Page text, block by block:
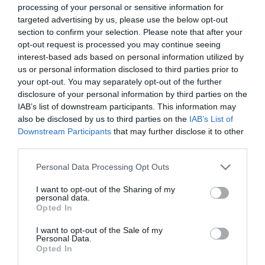
processing of your personal or sensitive information for
targeted advertising by us, please use the below opt-out
section to confirm your selection. Please note that after your
opt-out request is processed you may continue seeing
interest-based ads based on personal information utilized by
us or personal information disclosed to third parties prior to
your opt-out. You may separately opt-out of the further
disclosure of your personal information by third parties on the
IAB’s list of downstream participants. This information may
also be disclosed by us to third parties on the IAB’s List of
Downstream Participants that may further disclose it to other
Personal Data Processing Opt Outs
I want to opt-out of the Sharing of my
personal data.
Opted In
I want to opt-out of the Sale of my
Personal Data.
Opted In
αυτούς μεγάλους μουσικούς), «δεν έχει τόση σημασία
ποιες νότες παίζεις όσο ποιες νότες δεν παίζεις»….
«Πειράζοντας» τις εφημερίδες, όμως, ο Σπηλιόπουλος
παράλληλα τις απαθανατίζει· αναιρεί έτσι, αν
επιμείνουμε στις κυριολεξίες, ένα βασικό τους
χαρακτηριστικό, που αναδεικνύεται και από την
ετυμολογία της λέξης: τον εφήμερο χαρακτήρα τους…
Τα έργα του Μάριου Σπηλιόπουλου δεν είναι —
αυθεντία. Ως μυθοπλασία, νομίζω πως συνιστούν
σχόλιο στην επικαιρότητα και στο τι είναι επίκαιρο
σήμερα, στο πώς μπορούμε να το εντοπίζουμε και να
διαλεγόμαστε μαζί του, κάτι που φαντάζει όλο και πιο
δύσκολο, παρά την όλο και πιο εύκολη πρόσβαση στην
πληροφορία. Ή ίσως ακριβώς εξαιτίας της. Πρωτίστως,
όμως, οι 114 χειροποίητες εφημερίδες του